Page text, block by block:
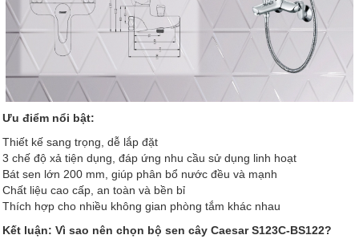
Ưu điểm nổi bật:
Thiết kế sang trọng, dễ lắp đặt
3 chế độ xả tiện dụng, đáp ứng nhu cầu sử dụng linh hoạt
Bát sen lớn 200 mm, giúp phân bổ nước đều và mạnh
Chất liệu cao cấp, an toàn và bền bỉ
Thích hợp cho nhiều không gian phòng tắm khác nhau
Kết luận: Vì sao nên chọn bộ sen cây Caesar S123C-BS122?